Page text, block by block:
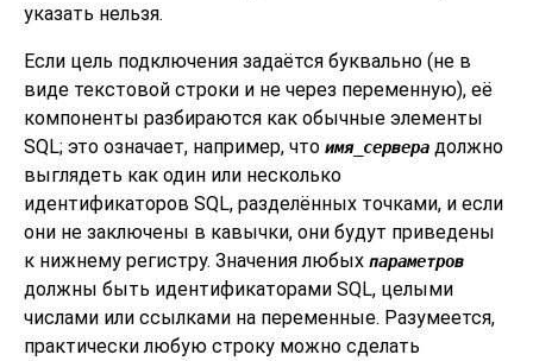
указать нельзя.
Если цель подключения задаётся буквально (не в
виде текстовой строки и не через переменную), её
компоненты разбираются как обычные элементы
SQL; это означает, например, что имя_сервера должно
выглядеть как один или несколько
идентификаторов SQL, разделённых точками, и если
они не заключены в кавычки, они будут приведены
к нижнему регистру. Значения любых параметров
должны быть идентификаторами SQL, целыми
числами или ссылками на переменные. Разумеется,
практически любую строку можно сделать